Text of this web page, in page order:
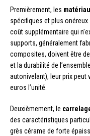
Premièrement, les
spécifiques et plus
coût supplémentaire qui
supports, généralement
composites, doivent être
et la durabilité de
autonivelant), leur prix peut
euros l’unité.
Deuxièmement, le
des caractéristiques
grès cérame de forte